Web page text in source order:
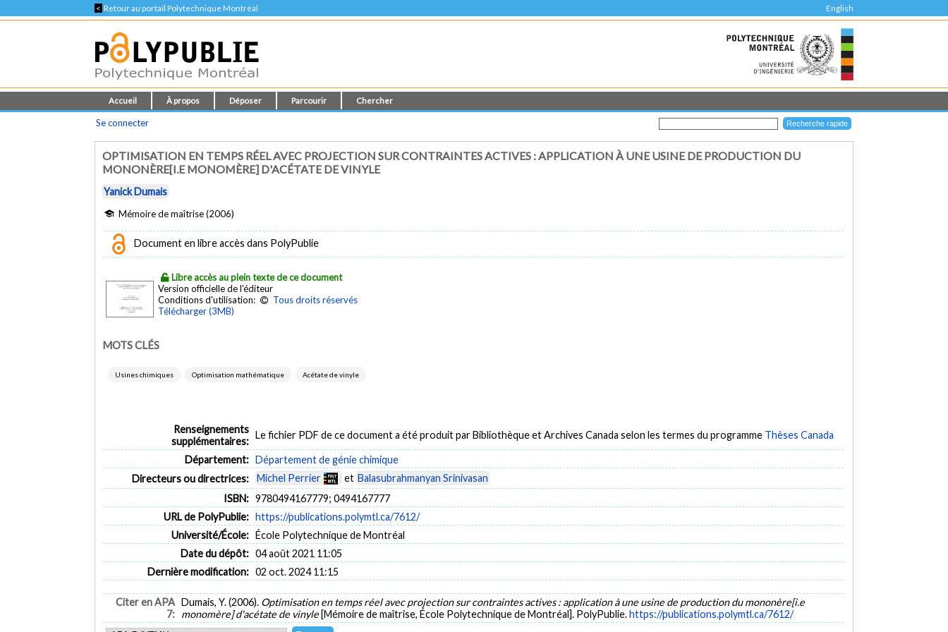
< Retour au portail Polytechnique Montréal English
Accueil À propos Déposer Parcourir Chercher
Se connecter
OPTIMISATION EN TEMPS RÉEL AVEC PROJECTION SUR CONTRAINTES ACTIVES : APPLICATION À UNE USINE DE PRODUCTION DU
MONONÈRE[I.E MONOMÈRE] D'ACÉTATE DE VINYLE
Yanick Dumais
Mémoire de maîtrise (2006)
Document en libre accès dans PolyPublie
Libre accès au plein texte de ce document
Version officielle de l'éditeur
Conditions d'utilisation:
Tous droits réservés
Télécharger (3MB)
MOTS CLÉS
Usines chimiques Optimisation mathématique Acétate de vinyle
Renseignements
supplémentaires:
Le fichier PDF de ce document a été produit par Bibliothèque et Archives Canada selon les termes du programme Thèses Canada
Département: Département de génie chimique
Directeurs ou directrices:
Michel Perrier et Balasubrahmanyan Srinivasan
ISBN: 9780494167779; 0494167777
URL de PolyPublie: https://publications.polymtl.ca/7612/
Université/École: École Polytechnique de Montréal
Date du dépôt: 04 août 2021 11:05
Dernière modification: 02 oct. 2024 11:15
Citer en APA
7:
Dumais, Y. (2006). Optimisation en temps réel avec projection sur contraintes actives : application à une usine de production du mononère[i.e
monomère] d'acétate de vinyle [Mémoire de maîtrise, École Polytechnique de Montréal]. PolyPublie.https://publications.polymtl.ca/7612/